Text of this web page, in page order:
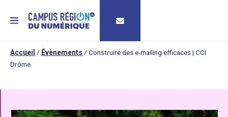
MENU
Accueil / Évènements / Construire des e-mailing efficaces | CCI
Drôme